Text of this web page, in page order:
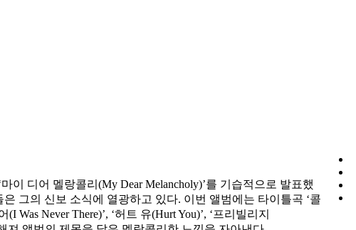
이 디어 멜랑콜리(My Dear Melancholy)’를 기습적으로 발표했
그의 신보 소식에 열광하고 있다. 이번 앨범에는 타이틀곡 ‘콜
Was Never There)’, ‘허트 유(Hurt You)’, ‘프리빌리지